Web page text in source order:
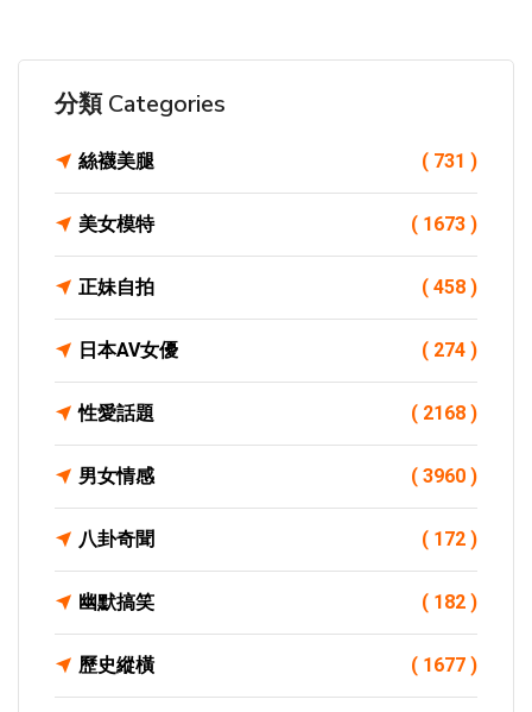
分類 Categories
絲襪美腿 ( 731 )
美女模特 ( 1673 )
正妹自拍 ( 458 )
日本AV女優 ( 274 )
性愛話題 ( 2168 )
男女情感 ( 3960 )
八卦奇聞 ( 172 )
幽默搞笑 ( 182 )
歷史縱橫 ( 1677 )